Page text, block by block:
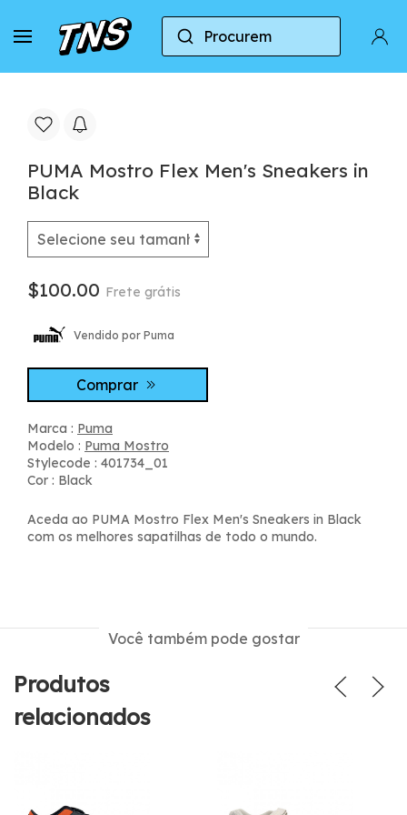
Procurem
Casa Puma Puma Mostro PUMA
PUMA Mostro Flex Men's Sneakers in
Black
$100.00 Frete grátis
Vendido por Puma
Comprar
Marca : Puma
Modelo : Puma Mostro
Stylecode : 401734_01
Cor : Black
Aceda ao PUMA Mostro Flex Men's Sneakers in Black
com os melhores sapatilhas de todo o mundo.
Você também pode gostar
Produtos
relacionados